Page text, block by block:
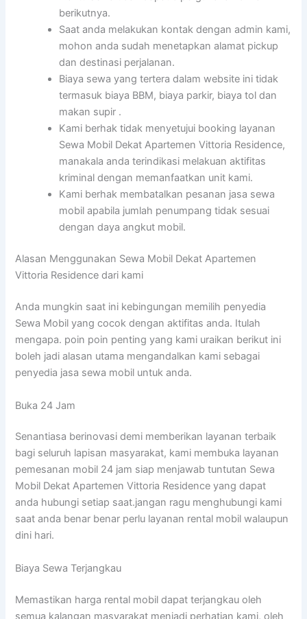
berikutnya.
Saat anda melakukan kontak dengan admin kami,
mohon anda sudah menetapkan alamat pickup
dan destinasi perjalanan.
Biaya sewa yang tertera dalam website ini tidak
termasuk biaya BBM, biaya parkir, biaya tol dan
makan supir .
Kami berhak tidak menyetujui booking layanan
Sewa Mobil Dekat Apartemen Vittoria Residence,
manakala anda terindikasi melakuan aktifitas
kriminal dengan memanfaatkan unit kami.
Kami berhak membatalkan pesanan jasa sewa
mobil apabila jumlah penumpang tidak sesuai
dengan daya angkut mobil.
Alasan Menggunakan Sewa Mobil Dekat Apartemen
Vittoria Residence dari kami
Anda mungkin saat ini kebingungan memilih penyedia
Sewa Mobil yang cocok dengan aktifitas anda. Itulah
mengapa. poin poin penting yang kami uraikan berikut ini
boleh jadi alasan utama mengandalkan kami sebagai
penyedia jasa sewa mobil untuk anda.
Buka 24 Jam
Senantiasa berinovasi demi memberikan layanan terbaik
bagi seluruh lapisan masyarakat, kami membuka layanan
pemesanan mobil 24 jam siap menjawab tuntutan Sewa
Mobil Dekat Apartemen Vittoria Residence yang dapat
anda hubungi setiap saat.jangan ragu menghubungi kami
saat anda benar benar perlu layanan rental mobil walaupun
dini hari.
Biaya Sewa Terjangkau
Memastikan harga rental mobil dapat terjangkau oleh
semua kalangan masyarakat menjadi perhatian kami, oleh